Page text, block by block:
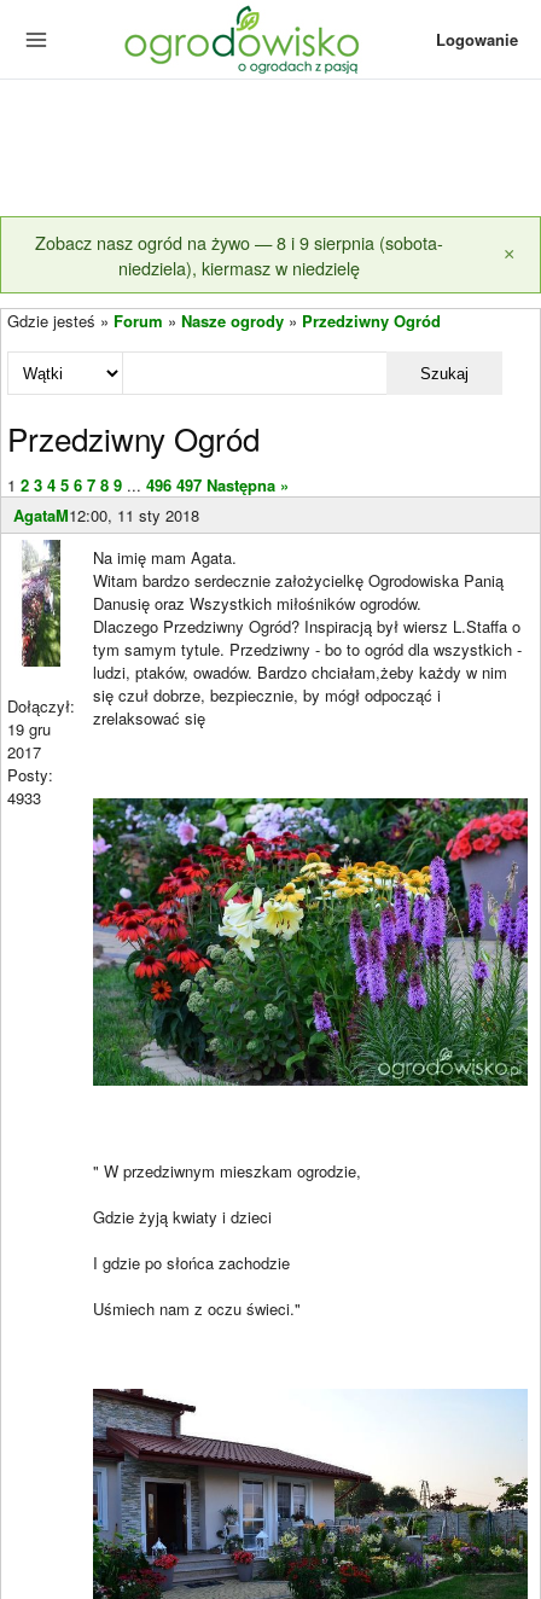
Logowanie
Zobacz nasz ogród na żywo — 8 i 9 sierpnia (sobota-
niedziela), kiermasz w niedzielę
×
Gdzie jesteś » Forum » Nasze ogrody » Przedziwny Ogród
Szukaj
Przedziwny Ogród
1 2 3 4 5 6 7 8 9 ... 496 497 Następna »
AgataM12:00, 11 sty 2018
Dołączył:
19 gru
2017
Posty:
4933
Na imię mam Agata.
Witam bardzo serdecznie założycielkę Ogrodowiska Panią
Danusię oraz Wszystkich miłośników ogrodów.
Dlaczego Przedziwny Ogród? Inspiracją był wiersz L.Staffa o
tym samym tytule. Przedziwny - bo to ogród dla wszystkich -
ludzi, ptaków, owadów. Bardzo chciałam,żeby każdy w nim
się czuł dobrze, bezpiecznie, by mógł odpocząć i
zrelaksować się
" W przedziwnym mieszkam ogrodzie,
Gdzie żyją kwiaty i dzieci
I gdzie po słońca zachodzie
Uśmiech nam z oczu świeci."